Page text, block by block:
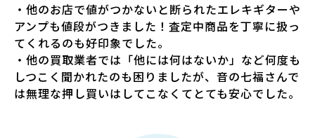
・他のお店で値がつかないと断られたエレキギターや
アンプも値段がつきました！査定中商品を丁寧に扱っ
てくれるのも好印象でした。
・他の買取業者では「他には何はないか」など何度も
しつこく聞かれたのも困りましたが、音の七福さんで
は無理な押し買いはしてこなくてとても安心でした。